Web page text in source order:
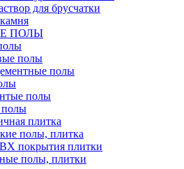
для брусчатки
ПОЛЫ
полы
полы
полы
полы
плитка
полы, плитка
покрытия плитки
полы, плитки